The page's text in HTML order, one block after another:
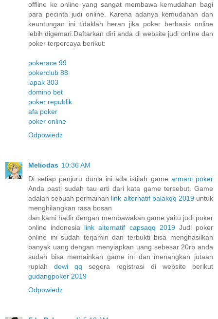
offline ke online yang sangat membawa kemudahan bagi
para pecinta judi online. Karena adanya kemudahan dan
keuntungan ini tidaklah heran jika poker berbasis online
lebih digemari.Daftarkan diri anda di website judi online dan
poker terpercaya berikut:
pokerace 99
pokerclub 88
lapak 303
domino bet
poker republik
afa poker
poker online
Odpowiedz
Meliodas 10:36 AM
Di setiap penjuru dunia ini ada istilah game armani poker
Anda pasti sudah tau arti dari kata game tersebut. Game
adalah sebuah permainan link alternatif balakqq 2019untuk
menghilangkan rasa bosan
dan kami hadir dengan membawakan game yaitu judi poker
online indonesia link alternatif capsaqq 2019Judi poker
online ini sudah terjamin dan terbukti bisa menghasilkan
banyak uang dengan menyiapkan uang sebesar 20rb anda
sudah bisa memainkan game ini dan menangkan jutaan
rupiah dewi qq segera registrasi di website berikut
gudangpoker 2019
Odpowiedz